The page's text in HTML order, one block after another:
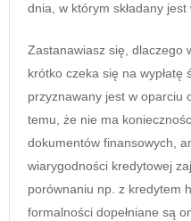
dnia, w którym składany jest
Zastanawiasz się, dlaczego
krótko czeka się na
przyznawany jest w oparciu
temu, że nie ma
dokumentów finansowych,
wiarygodności kredytowej
porównaniu np. z kredytem
formalności dopełniane są